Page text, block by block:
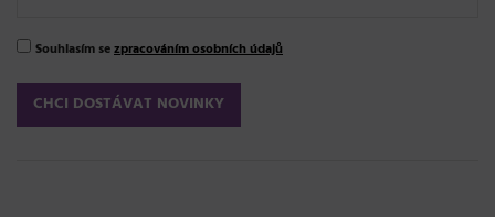
Souhlasím sezpracováním osobních údajů